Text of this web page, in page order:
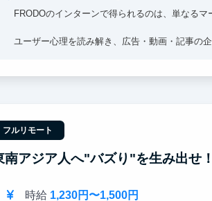
FRODOのインターンで得られるのは、単なる
ユーザー心理を読み解き、広告・動画・記事の
ぜひ一緒にマーケティングの世界を楽しみましょ
フルリモート
南アジア人へ"バズり"を生み出せ
時給 1,230円〜1,500円